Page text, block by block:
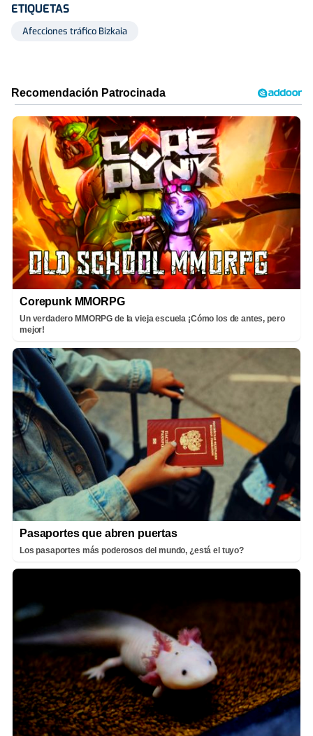
ETIQUETAS
Afecciones tráfico Bizkaia
Corepunk MMORPG
Un verdadero MMORPG de la vieja escuela ¡Cómo los de antes, pero
mejor!
Pasaportes que abren puertas
Los pasaportes más poderosos del mundo, ¿está el tuyo?